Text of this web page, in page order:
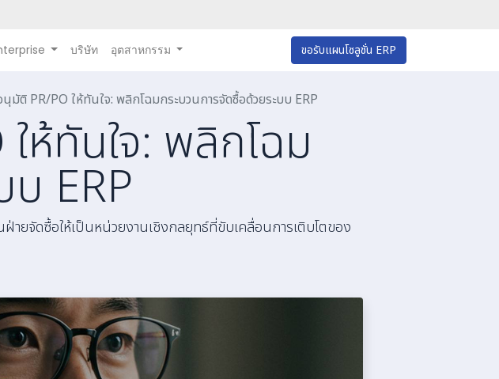
บริษัท อุตสาหกรรม ขอรับแผนโซลูชั่น ERP
นุมัติ PR/PO ให้ทันใจ: พลิกโฉมกระบวนการจัดซื้อด้วยระบบ ERP
ห้ทันใจ: พลิกโฉม
ERP
ยจัดซื้อให้เป็นหน่วยงานเชิงกลยุทธ์ที่ขับเคลื่อนการเติบโตของ